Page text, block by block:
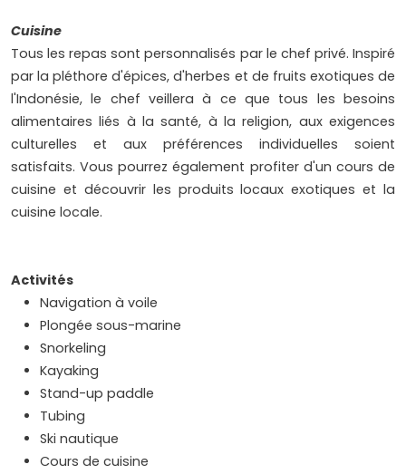
Cuisine
Tous les repas sont personnalisés par le chef privé. Inspiré
par la pléthore d'épices, d'herbes et de fruits exotiques de
l'Indonésie, le chef veillera à ce que tous les besoins
alimentaires liés à la santé, à la religion, aux exigences
culturelles et aux préférences individuelles soient
satisfaits. Vous pourrez également profiter d'un cours de
cuisine et découvrir les produits locaux exotiques et la
cuisine locale.
Activités
Navigation à voile
Plongée sous-marine
Snorkeling
Kayaking
Stand-up paddle
Tubing
Ski nautique
Cours de cuisine